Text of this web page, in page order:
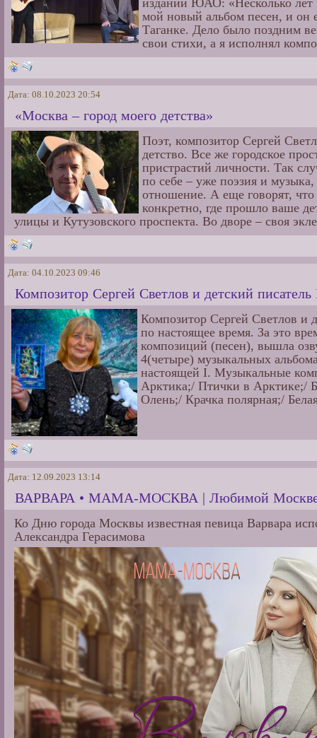
изданий ЮАО: «Несколько лет
мой новый альбом песен, и он
Таганке. Дело было поздним
свои стихи, а я исполнял
Дата: 08.10.2023 20:54
«Москва – город моего детства»
Поэт, композитор Сергей
детство. Все же городское
пристрастий личности. Так
по себе – уже поэзия и
отношение. А еще говорят,
конкретно, где прошло ваше
улицы и Кутузовского проспекта. Во дворе – своя
Дата: 04.10.2023 09:46
Композитор Сергей Светлов и детский писатель
Композитор Сергей Светлов и
по настоящее время. За это
композиций (песен), вышла
4(четыре) музыкальных
настоящей I. Музыкальные
Арктика;/ Птички в Арктике;/
Олень;/ Крачка полярная;/
Дата: 12.09.2023 13:14
ВАРВАРА • МАМА-МОСКВА | Любимой Москве
Ко Дню города Москвы известная певица Варвара
Александра Герасимова